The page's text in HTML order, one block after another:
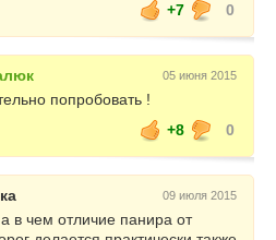
+7
0
05 июня 2015
попробовать !
+8
0
09 июля 2015
в чем отличие панира от